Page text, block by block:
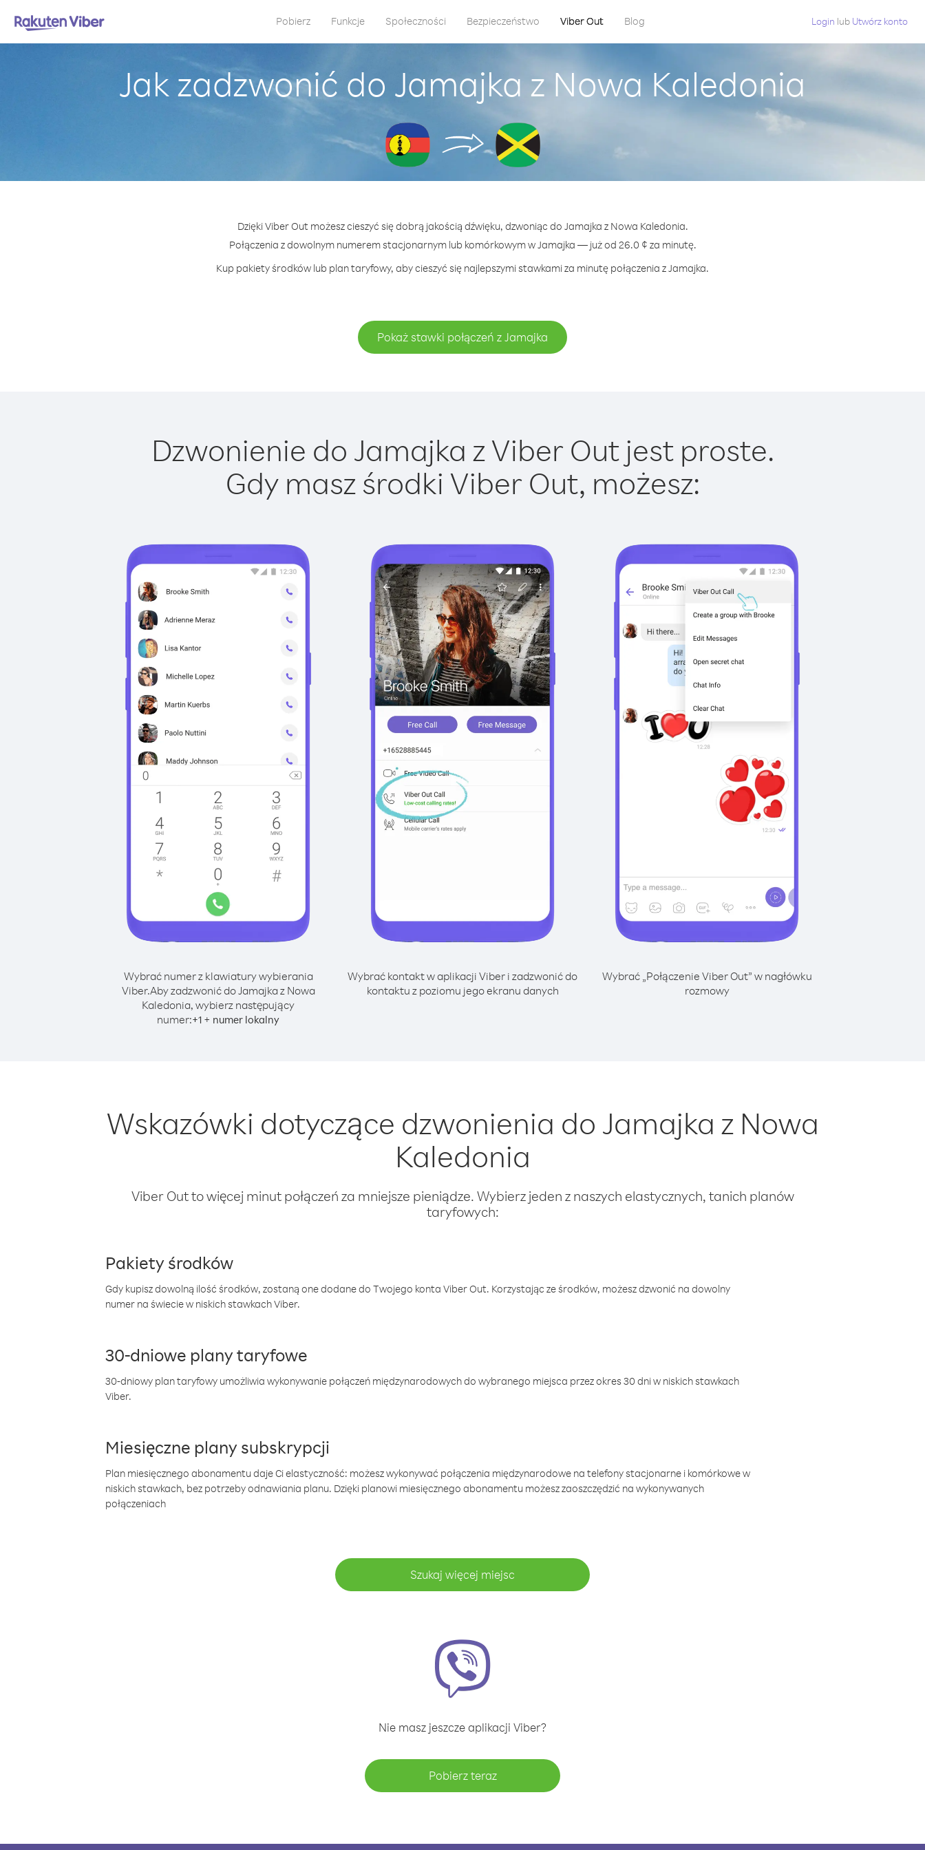
Pobierz Funkcje Społeczności Bezpieczeństwo Viber Out Blog Login lub Utwórz konto
Jak zadzwonić do Jamajka z Nowa Kaledonia
Dzięki Viber Out możesz cieszyć się dobrą jakością dźwięku, dzwoniąc do Jamajka z Nowa Kaledonia.
Połączenia z dowolnym numerem stacjonarnym lub komórkowym w Jamajka — już od 26.0 ¢ za minutę.
Kup pakiety środków lub plan taryfowy, aby cieszyć się najlepszymi stawkami za minutę połączenia z Jamajka.
Pokaż stawki połączeń z Jamajka
Dzwonienie do Jamajka z Viber Out jest proste.
Gdy masz środki Viber Out, możesz:
Wybrać numer z klawiatury wybierania
Viber.Aby zadzwonić do Jamajka z Nowa
Kaledonia, wybierz następujący
numer:+1 + numer lokalny
Wybrać kontakt w aplikacji Viber i zadzwonić do
kontaktu z poziomu jego ekranu danych
Wybrać „Połączenie Viber Out” w nagłówku
rozmowy
Wskazówki dotyczące dzwonienia do Jamajka z Nowa
Kaledonia
Viber Out to więcej minut połączeń za mniejsze pieniądze. Wybierz jeden z naszych elastycznych, tanich planów
taryfowych:
Pakiety środków
Gdy kupisz dowolną ilość środków, zostaną one dodane do Twojego konta Viber Out. Korzystając ze środków, możesz dzwonić na dowolny
numer na świecie w niskich stawkach Viber.
30-dniowe plany taryfowe
30-dniowy plan taryfowy umożliwia wykonywanie połączeń międzynarodowych do wybranego miejsca przez okres 30 dni w niskich stawkach
Viber.
Miesięczne plany subskrypcji
Plan miesięcznego abonamentu daje Ci elastyczność: możesz wykonywać połączenia międzynarodowe na telefony stacjonarne i komórkowe w
niskich stawkach, bez potrzeby odnawiania planu. Dzięki planowi miesięcznego abonamentu możesz zaoszczędzić na wykonywanych
połączeniach
Szukaj więcej miejsc
Nie masz jeszcze aplikacji Viber?
Pobierz teraz